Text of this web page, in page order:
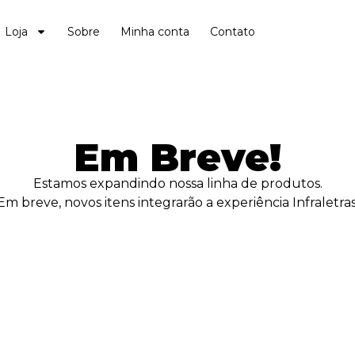
Loja Sobre Minha conta Contato
Em Breve!
Estamos expandindo nossa linha de produtos.
breve, novos itens integrarão a experiência